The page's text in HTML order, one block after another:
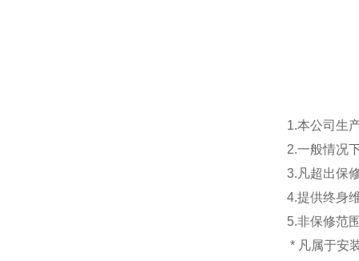
1.本公司生
2.一般情况
3.凡超出保
4.提供终身
5.非保修范
* 凡属于安